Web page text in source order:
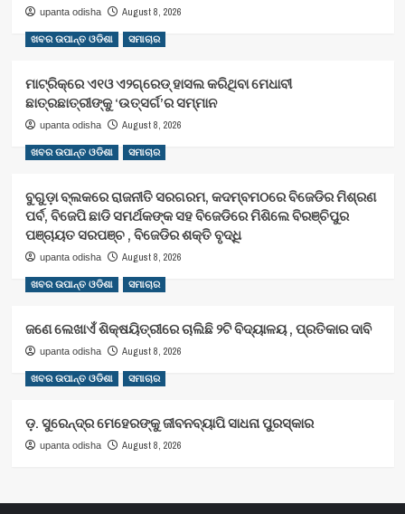
upanta odisha August 8, 2026
ଖବର ଉପାନ୍ତ ଓଡିଶା ସମାଚାର
ମାଟ୍ରିକ୍‌ରେ ଏ୧ଓ ଏ୨ଗ୍ରେଡ୍‌ ହାସଲ କରିଥିବା ମେଧାବୀ
ଛାତ୍ରଛାତ୍ରୀଙ୍କୁ ‘ଉତ୍ସର୍ଗ’ର ସମ୍ମାନ
upanta odisha August 8, 2026
ଖବର ଉପାନ୍ତ ଓଡିଶା ସମାଚାର
ବୁଗୁଡ଼ା ବ୍ଲକରେ ରାଜନୀତି ସରଗରମ, କଦମ୍ବମଠରେ ବିଜେଡିର ମିଶ୍ରଣ
ପର୍ବ, ବିଜେପି ଛାଡି ସମର୍ଥକଙ୍କ ସହ ବିଜେଡିରେ ମିଶିଲେ ବିରଞ୍ଚିପୁର
ପଞ୍ଚାୟତ ସରପଞ୍ଚ , ବିଜେଡିର ଶକ୍ତି ବୃଦ୍ଧି
upanta odisha August 8, 2026
ଖବର ଉପାନ୍ତ ଓଡିଶା ସମାଚାର
ଜଣେ ଲେଖାଏଁ ଶିକ୍ଷୟିତ୍ରୀରେ ଚାଲିଛି ୨ଟି ବିଦ୍ୟାଳୟ , ପ୍ରତିକାର ଦାବି
upanta odisha August 8, 2026
ଖବର ଉପାନ୍ତ ଓଡିଶା ସମାଚାର
ଡ଼. ସୁରେନ୍ଦ୍ର ମେହେରଙ୍କୁ ଜୀବନବ୍ୟାପି ସାଧନା ପୁରସ୍କାର
upanta odisha August 8, 2026